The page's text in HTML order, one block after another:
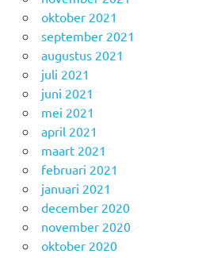
oktober 2021
september 2021
augustus 2021
juli 2021
juni 2021
mei 2021
april 2021
maart 2021
februari 2021
januari 2021
december 2020
november 2020
oktober 2020